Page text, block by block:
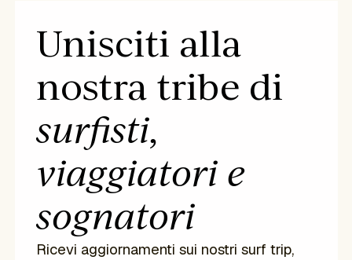
Unisciti alla
nostra tribe di
surfisti,
viaggiatori e
sognatori
Ricevi aggiornamenti sui nostri surf trip,